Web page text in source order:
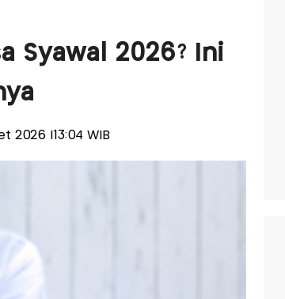
Syawal 2026? Ini
2026 |13:04 WIB